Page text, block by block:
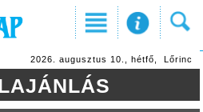
2026. augusztus 10., hétfő, Lőrinc